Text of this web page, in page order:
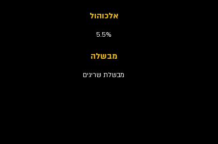
אלכוהול
5.5%
מבשלה
מבשלת שריגים